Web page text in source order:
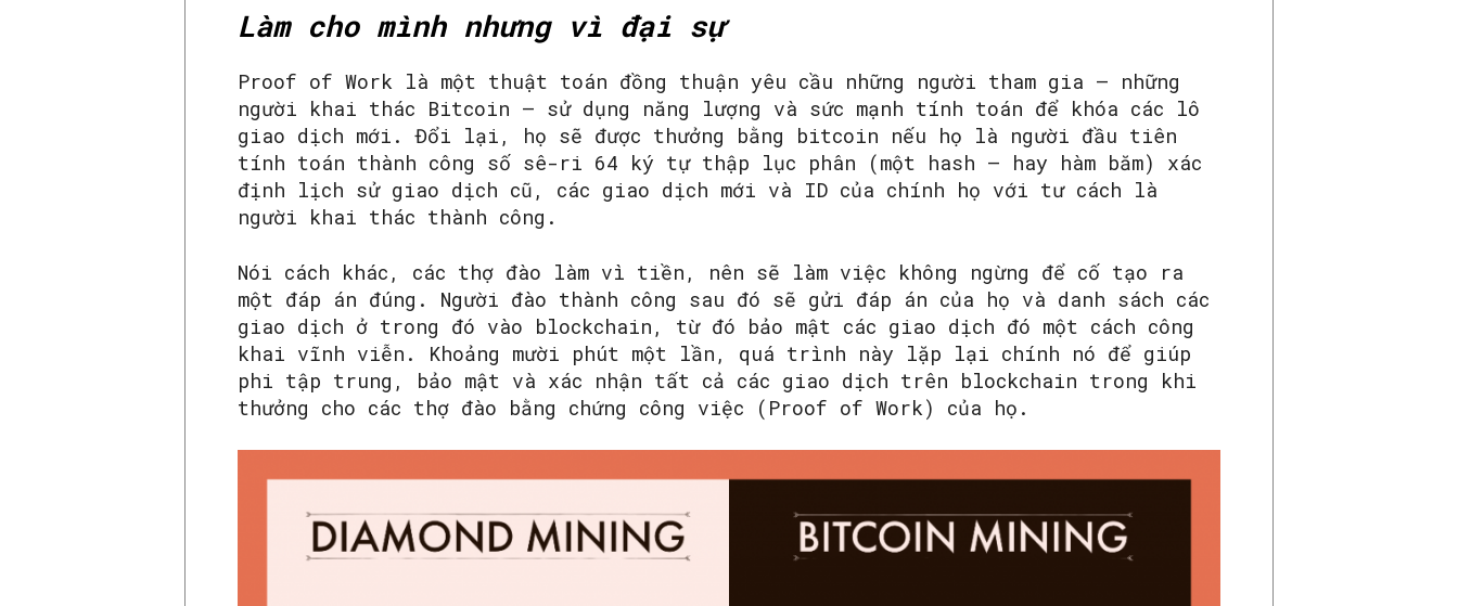
SEARCH...
Làm cho mình nhưng vì đại sự
Proof of Work là một thuật toán đồng thuận yêu cầu những người tham gia – những
người khai thác Bitcoin – sử dụng năng lượng và sức mạnh tính toán để khóa các lô
giao dịch mới. Đổi lại, họ sẽ được thưởng bằng bitcoin nếu họ là người đầu tiên
tính toán thành công số sê-ri 64 ký tự thập lục phân (một hash – hay hàm băm) xác
định lịch sử giao dịch cũ, các giao dịch mới và ID của chính họ với tư cách là
người khai thác thành công.
Nói cách khác, các thợ đào làm vì tiền, nên sẽ làm việc không ngừng để cố tạo ra
một đáp án đúng. Người đào thành công sau đó sẽ gửi đáp án của họ và danh sách các
giao dịch ở trong đó vào blockchain, từ đó bảo mật các giao dịch đó một cách công
khai vĩnh viễn. Khoảng mười phút một lần, quá trình này lặp lại chính nó để giúp
phi tập trung, bảo mật và xác nhận tất cả các giao dịch trên blockchain trong khi
thưởng cho các thợ đào bằng chứng công việc (Proof of Work) của họ.